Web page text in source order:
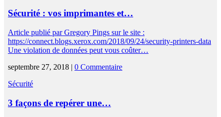
Sécurité : vos imprimantes et…
Article publié par Gregory Pings sur le site :
https://connect.blogs.xerox.com/2018/09/24/security-printers-data
Une violation de données peut vous coûter…
septembre 27, 2018 | 0 Commentaire
Sécurité
3 façons de repérer une…